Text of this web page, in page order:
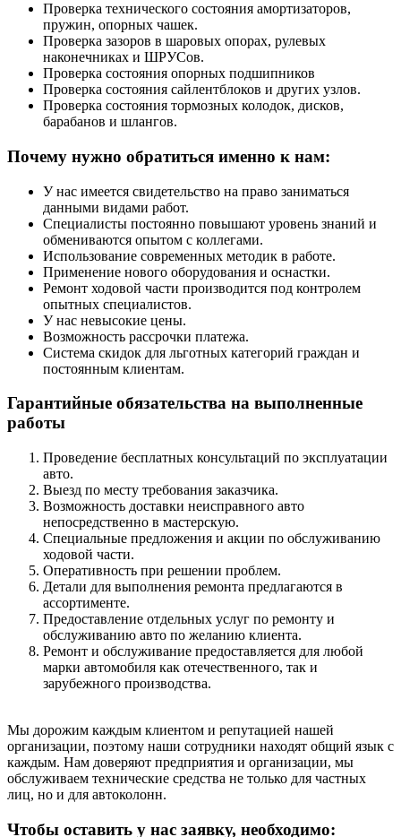
Проверка технического состояния амортизаторов,
пружин, опорных чашек.
Проверка зазоров в шаровых опорах, рулевых
наконечниках и ШРУСов.
Проверка состояния опорных подшипников
Проверка состояния сайлентблоков и других узлов.
Проверка состояния тормозных колодок, дисков,
барабанов и шлангов.
Почему нужно обратиться именно к нам:
У нас имеется свидетельство на право заниматься
данными видами работ.
Специалисты постоянно повышают уровень знаний и
обмениваются опытом с коллегами.
Использование современных методик в работе.
Применение нового оборудования и оснастки.
Ремонт ходовой части производится под контролем
опытных специалистов.
У нас невысокие цены.
Возможность рассрочки платежа.
Система скидок для льготных категорий граждан и
постоянным клиентам.
Гарантийные обязательства на выполненные
работы
Проведение бесплатных консультаций по эксплуатации
авто.
Выезд по месту требования заказчика.
Возможность доставки неисправного авто
непосредственно в мастерскую.
Специальные предложения и акции по обслуживанию
ходовой части.
Оперативность при решении проблем.
Детали для выполнения ремонта предлагаются в
ассортименте.
Предоставление отдельных услуг по ремонту и
обслуживанию авто по желанию клиента.
Ремонт и обслуживание предоставляется для любой
марки автомобиля как отечественного, так и
зарубежного производства.
Мы дорожим каждым клиентом и репутацией нашей
организации, поэтому наши сотрудники находят общий язык с
каждым. Нам доверяют предприятия и организации, мы
обслуживаем технические средства не только для частных
лиц, но и для автоколонн.
Чтобы оставить у нас заявку, необходимо: